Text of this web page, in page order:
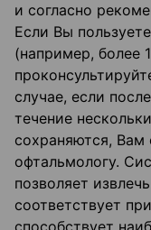
и согласно
Если Вы
(например, более
случае, если
течение
сохраняются, Вам
офтальмологу.
позволяет
соответствует